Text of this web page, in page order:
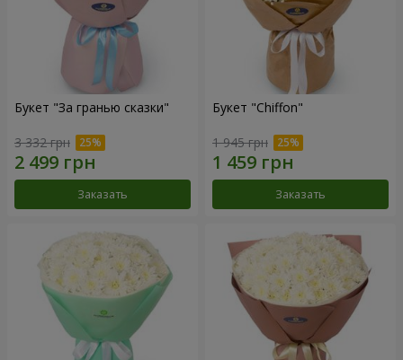
Букет "За гранью сказки"
3 332 грн
Заказать
Букет "Chiffon"
1 945 грн
Заказать